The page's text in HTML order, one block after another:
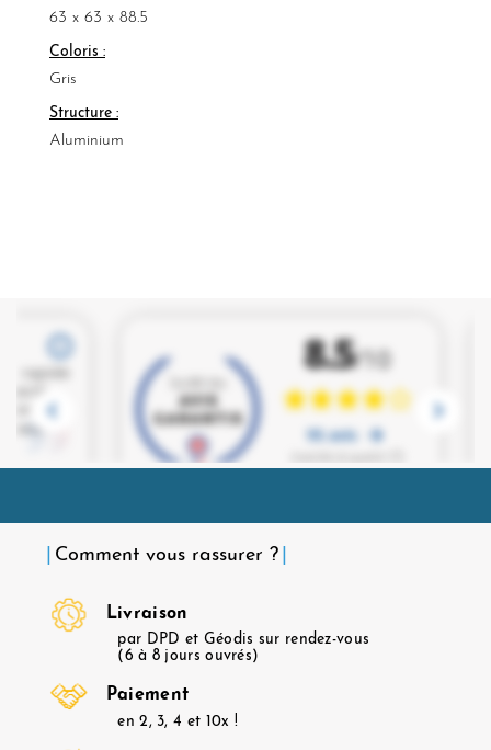
63 x 63 x 88.5
Coloris :
Gris
Structure :
Aluminium
Comment vous rassurer ?
Livraison
par DPD et Géodis sur rendez-vous
(6 à 8 jours ouvrés)
Paiement
en 2, 3, 4 et 10x !